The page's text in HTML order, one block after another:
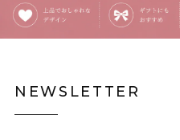
2025/12/03
イエロー黒猫
NEWSLETTER